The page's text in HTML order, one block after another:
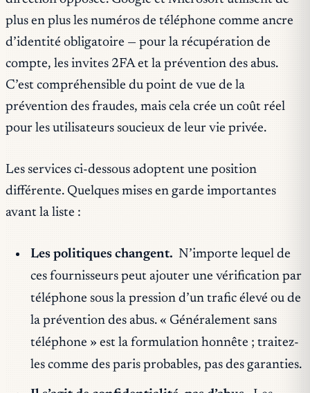
plus en plus les numéros de téléphone comme ancre
d’identité obligatoire — pour la récupération de
compte, les invites 2FA et la prévention des abus.
C’est compréhensible du point de vue de la
prévention des fraudes, mais cela crée un coût réel
pour les utilisateurs soucieux de leur vie privée.
Les services ci-dessous adoptent une position
différente. Quelques mises en garde importantes
avant la liste :
Les politiques changent. N’importe lequel de
ces fournisseurs peut ajouter une vérification par
téléphone sous la pression d’un trafic élevé ou de
la prévention des abus. « Généralement sans
téléphone » est la formulation honnête ; traitez-
les comme des paris probables, pas des garanties.